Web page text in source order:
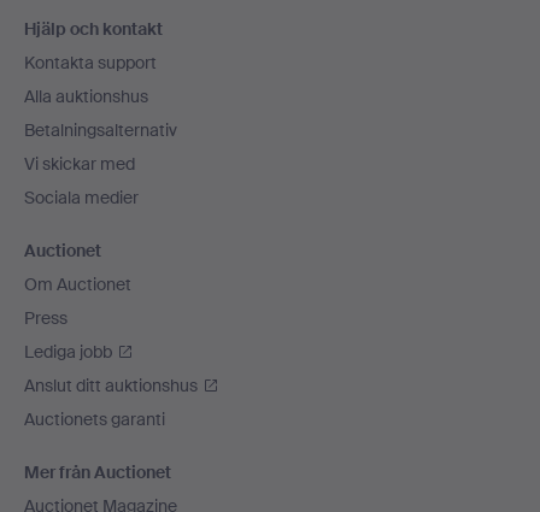
Hjälp och kontakt
Kontakta support
Alla auktionshus
Betalningsalternativ
Vi skickar med
Sociala medier
Auctionet
Om Auctionet
Press
Lediga jobb
Anslut ditt auktionshus
Auctionets garanti
Mer från Auctionet
Auctionet Magazine